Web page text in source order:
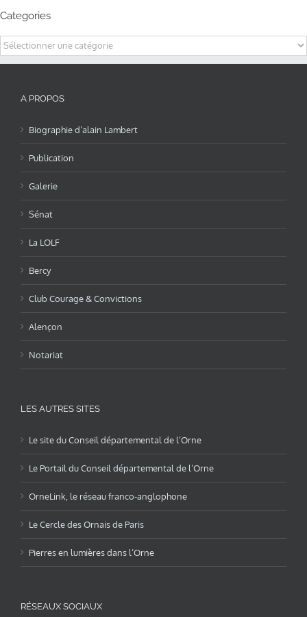
Categories
Categories
A PROPOS
Biographie d’alain Lambert
Publication
Galerie
Sénat
La LOLF
Bercy
Club Courage & Convictions
Alençon
Notariat
LES AUTRES SITES
Le site du Conseil départemental de l’Orne
Le Portail du Conseil départemental de l’Orne
OrneLink, le réseau franco-anglophone
Le Cercle des Ornais de Paris
Pierres en lumières dans l’Orne
RÉSEAUX SOCIAUX